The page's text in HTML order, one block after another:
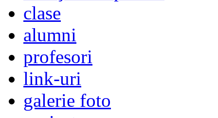
clase
alumni
profesori
link-uri
galerie foto